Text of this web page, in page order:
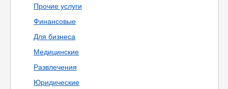
Прочие услуги
Финансовые
Для бизнеса
Медицинские
Развлечения
Юридические